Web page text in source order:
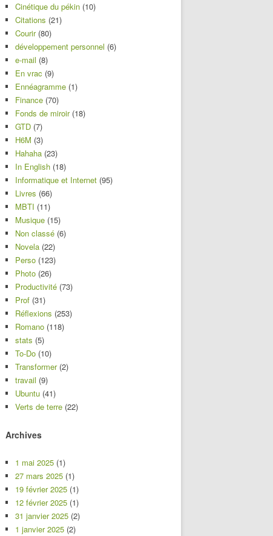
Cinétique du pékin (10)
Citations (21)
Courir(80)
développement personnel (6)
e-mail (8)
En vrac (9)
Ennéagramme (1)
Finance (70)
Fonds de miroir(18)
GTD (7)
H6M (3)
Hahaha (23)
In English (18)
Informatique et Internet (95)
Livres (66)
MBTI (11)
Musique (15)
Non classé (6)
Novela (22)
Perso (123)
Photo (26)
Productivité (73)
Prof (31)
Réflexions (253)
Romano (118)
stats (5)
To-Do (10)
Transformer(2)
travail (9)
Ubuntu (41)
Verts de terre (22)
Archives
1 mai 2025 (1)
27 mars 2025 (1)
19 février 2025 (1)
12 février 2025 (1)
31 janvier 2025 (2)
1 janvier 2025 (2)